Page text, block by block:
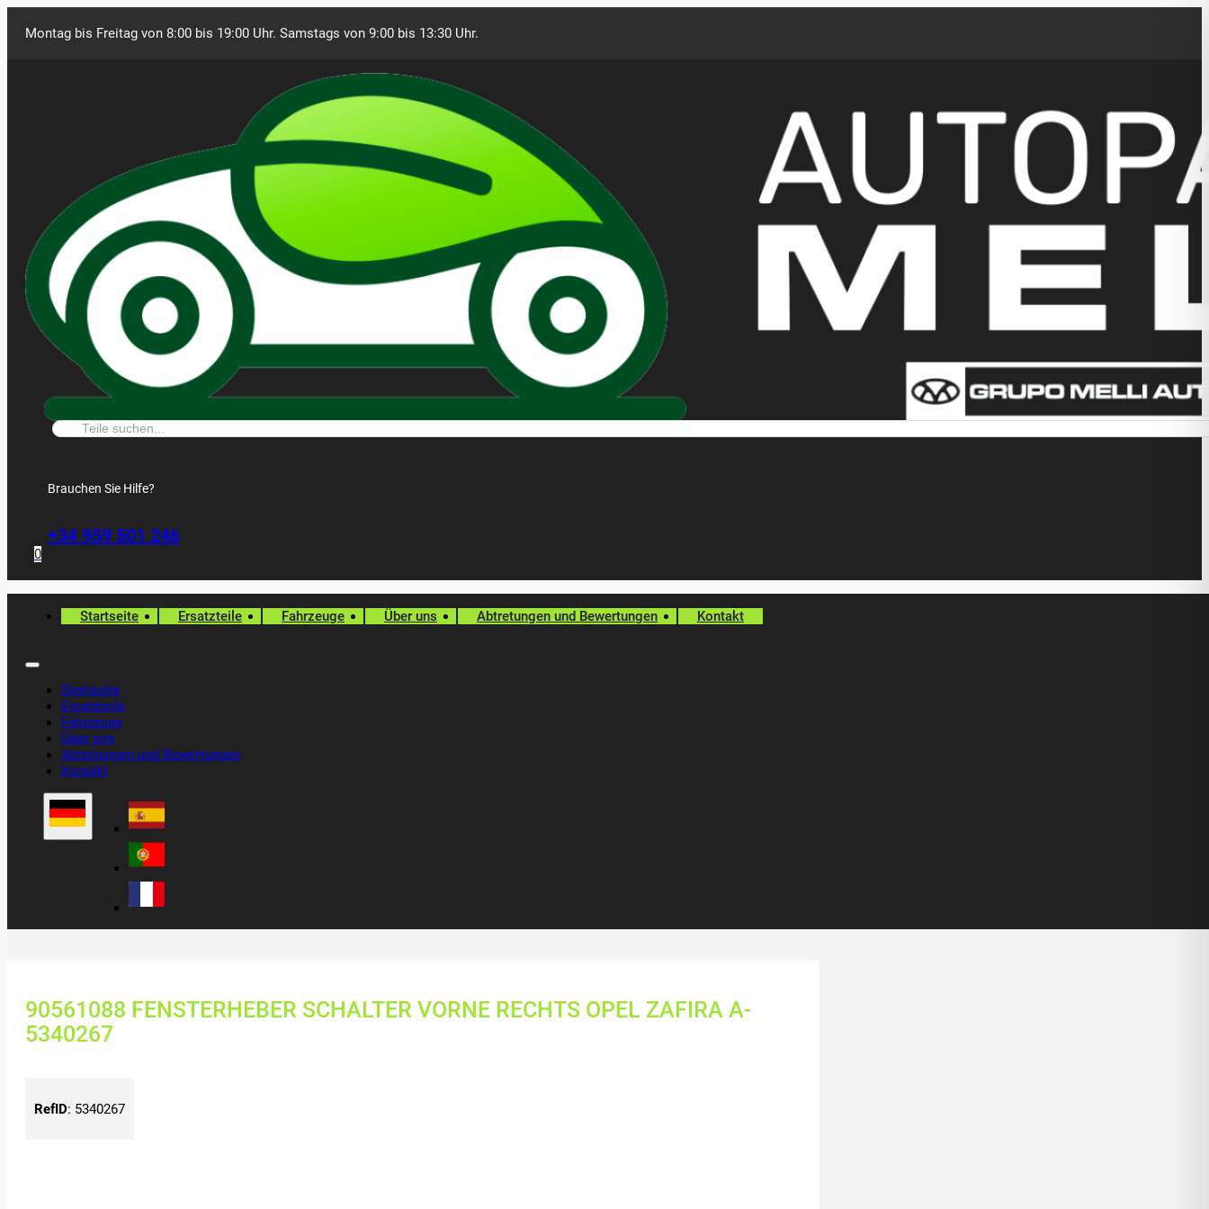
Montag bis Freitag von 8:00 bis 19:00 Uhr. Samstags von 9:00 bis 13:30 Uhr.
Suche:
Brauchen Sie Hilfe?
+34 959 501 246
0
Startseite Ersatzteile Fahrzeuge Über uns Abtretungen und Bewertungen Kontakt
Startseite
Ersatzteile
Fahrzeuge
Über uns
Abtretungen und Bewertungen
Kontakt
90561088 FENSTERHEBER SCHALTER VORNE RECHTS OPEL ZAFIRA A-
5340267
RefID: 5340267